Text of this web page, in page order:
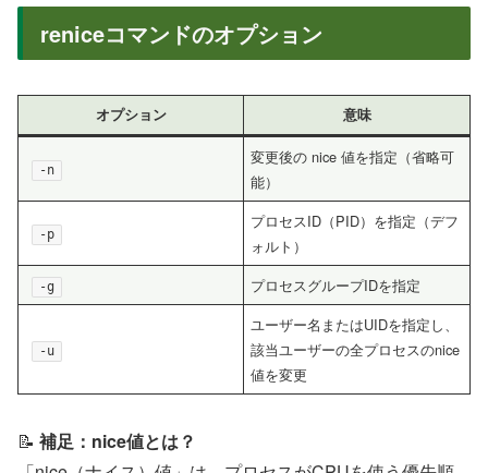
reniceコマンドのオプション
オプション 意味
-n
変更後の nice 値を指定（省略可
能）
-p
プロセスID（PID）を指定（デフ
ォルト）
-g プロセスグループIDを指定
-u
ユーザー名またはUIDを指定し、
該当ユーザーの全プロセスのnice
値を変更
📝 補足：nice値とは？